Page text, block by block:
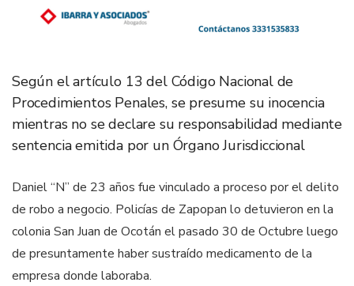
Según el artículo 13 del Código Nacional de
Procedimientos Penales, se presume su inocencia
mientras no se declare su responsabilidad mediante
sentencia emitida por un Órgano Jurisdiccional
Daniel “N” de 23 años fue vinculado a proceso por el delito
de robo a negocio. Policías de Zapopan lo detuvieron en la
colonia San Juan de Ocotán el pasado 30 de Octubre luego
de presuntamente haber sustraído medicamento de la
empresa donde laboraba.